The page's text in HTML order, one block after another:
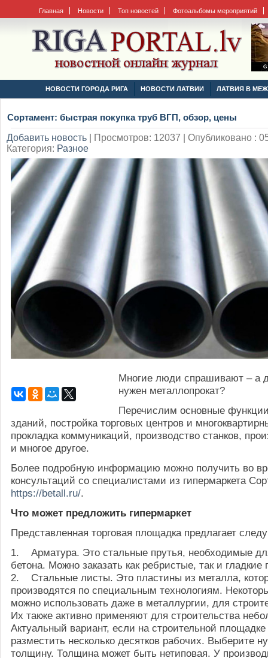
Главная Новости Топ новостей Фотоальбомы мероприятий
НОВОСТИ ГОРОДА РИГА НОВОСТИ ЛАТВИИ ЛАТВИЯ В
Сортамент: быстрая покупка труб ВГП, обзор, цены
Добавить новость
Просмотров: 12037 | Опубликовано :
Категория: Разное
Многие люди спрашивают – а
нужен металлопрокат?
Перечислим основные
зданий, постройка торговых центров и
прокладка коммуникаций, производство станков,
и многое другое.
Более подробную информацию можно получить во
консультаций со специалистами из гипермаркета
https://betall.ru/.
Что может предложить гипермаркет
Представленная торговая площадка предлагает
1. Арматура. Это стальные прутья, необходимые
бетона. Можно заказать как ребристые, так и гладкие
2. Стальные листы. Это пластины из металла,
производятся по специальным технологиям.
можно использовать даже в металлургии, для
Их также активно применяют для строительства
Актуальный вариант, если на строительной
разместить несколько десятков рабочих. Выберите
толщину. Толщина может быть нетиповая. У